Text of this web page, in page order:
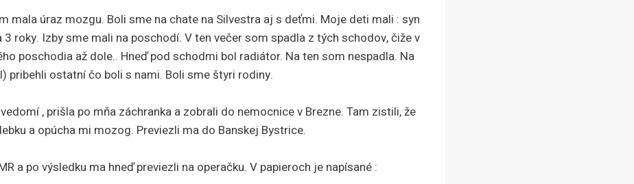
mala úraz mozgu. Boli sme na chate na Silvestra aj s deťmi. Moje deti mali : syn
3 roky. Izby sme mali na poschodí. V ten večer som spadla z tých schodov, čiže v
poschodia až dole.. Hneď pod schodmi bol radiátor. Na ten som nespadla. Na
pribehli ostatní čo boli s nami. Boli sme štyri rodiny.
, prišla po mňa záchranka a zobrali do nemocnice v Brezne. Tam zistili, že
a opúcha mi mozog. Previezli ma do Banskej Bystrice.
a po výsledku ma hneď previezli na operačku. V papieroch je napísané :